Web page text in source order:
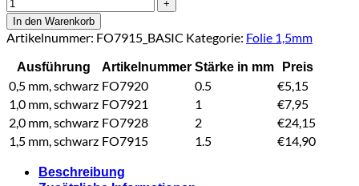
In den Warenkorb
Artikelnummer: FO7915_BASIC Kategorie: Folie 1,5mm
Ausführung Artikelnummer Stärke in mm Preis
0,5 mm, schwarz FO7920 0.5 €5,15
1,0 mm, schwarz FO7921 1 €7,95
2,0 mm, schwarz FO7928 2 €24,15
1,5 mm, schwarz FO7915 1.5 €14,90
Beschreibung